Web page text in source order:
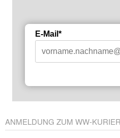
E-Mail*
ANMELDUNG ZUM WW-